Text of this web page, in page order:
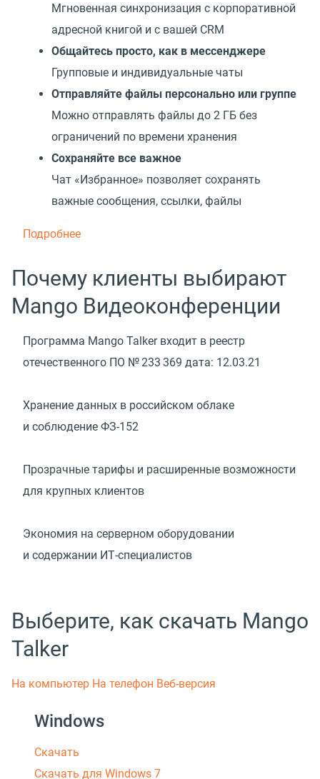
Мгновенная синхронизация с корпоративной
адресной книгой и с вашей CRM
Общайтесь просто, как в мессенджере
Групповые и индивидуальные чаты
Отправляйте файлы персонально или группе
Можно отправлять файлы до 2 ГБ без
ограничений по времени хранения
Сохраняйте все важное
Чат «Избранное» позволяет сохранять
важные сообщения, ссылки, файлы
Подробнее
Почему клиенты выбирают
Mango Видеоконференции
Программа Mango Talker входит в реестр
отечественного ПО № 233 369 дата: 12.03.21
Хранение данных в российском облаке
и соблюдение ФЗ-152
Прозрачные тарифы и расширенные возможности
для крупных клиентов
Экономия на серверном оборудовании
и содержании ИТ-специалистов
Выберите, как скачать Mango
Talker
На компьютер На телефон Веб-версия
Windows
Скачать
Скачать для Windows 7